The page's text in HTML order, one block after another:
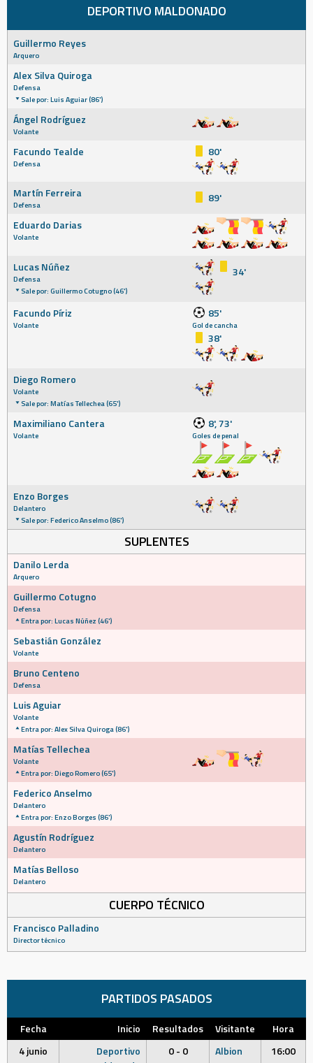
DEPORTIVO MALDONADO
Guillermo Reyes
Arquero
Alex Silva Quiroga
Defensa
Sale por: Luis Aguiar (86')
Ángel Rodríguez
Volante
Facundo Tealde
Defensa
80'
Martín Ferreira
Defensa
89'
Eduardo Darias
Volante
Lucas Núñez
Defensa
Sale por: Guillermo Cotugno (46')
34'
Facundo Píriz
Volante
85'
Gol de cancha
38'
Diego Romero
Volante
Sale por: Matías Tellechea (65')
Maximiliano Cantera
Volante
8', 73'
Goles de penal
Enzo Borges
Delantero
Sale por: Federico Anselmo (86')
SUPLENTES
Danilo Lerda
Arquero
Guillermo Cotugno
Defensa
Entra por: Lucas Núñez (46')
Sebastián González
Volante
Bruno Centeno
Defensa
Luis Aguiar
Volante
Entra por: Alex Silva Quiroga (86')
Matías Tellechea
Volante
Entra por: Diego Romero (65')
Federico Anselmo
Delantero
Entra por: Enzo Borges (86')
Agustín Rodríguez
Delantero
Matías Belloso
Delantero
CUERPO TÉCNICO
Francisco Palladino
Director técnico
PARTIDOS PASADOS
Fecha Inicio Resultados Visitante
Hora
4 junio
Deportivo
0 - 0 Albion 16:00